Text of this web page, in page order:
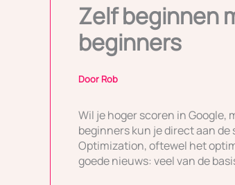
Zelf beginnen
beginners
Door Rob
Wil je hoger scoren in Google,
beginners kun je direct aan
Optimization, oftewel het
goede nieuws: veel van de